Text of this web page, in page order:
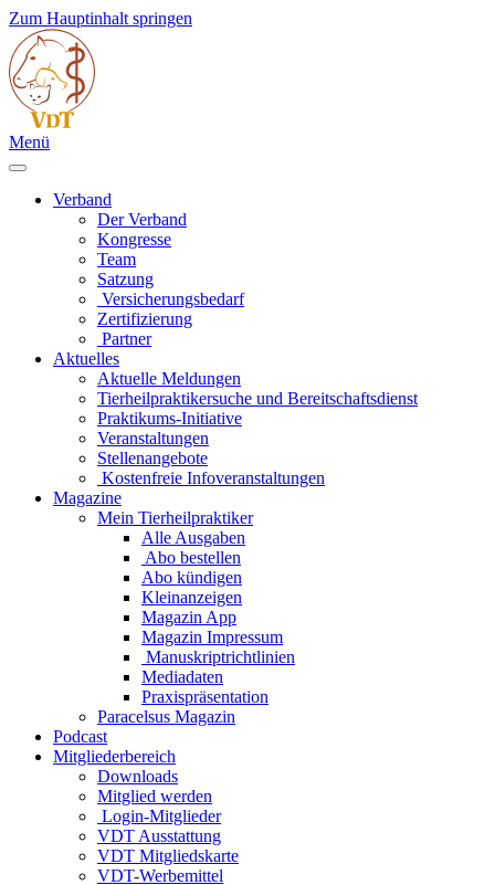
Zum Hauptinhalt springen
Menü
Verband
Der Verband
Kongresse
Team
Satzung
Versicherungsbedarf
Zertifizierung
Partner
Aktuelles
Aktuelle Meldungen
Tierheilpraktikersuche und Bereitschaftsdienst
Praktikums-Initiative
Veranstaltungen
Stellenangebote
Kostenfreie Infoveranstaltungen
Magazine
Mein Tierheilpraktiker
Alle Ausgaben
Abo bestellen
Abo kündigen
Kleinanzeigen
Magazin App
Magazin Impressum
Manuskriptrichtlinien
Mediadaten
Praxispräsentation
Paracelsus Magazin
Podcast
Mitgliederbereich
Downloads
Mitglied werden
Login-Mitglieder
VDT Ausstattung
VDT Mitgliedskarte
VDT-Werbemittel